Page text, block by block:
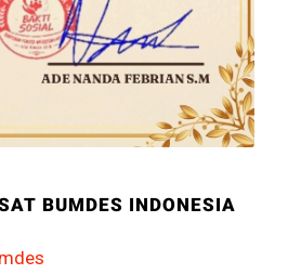
BUMDES INDONESIA